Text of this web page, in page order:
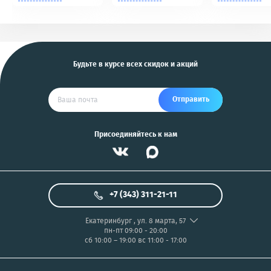
Будьте в курсе всех скидок и акций
Отправить
Присоединяйтесь к нам
+7 (343) 311-21-11
Екатеринбург, ул. 8 марта, 57
пн-пт 09:00 - 20:00
сб 10:00 – 19:00 вс 11:00 - 17:00